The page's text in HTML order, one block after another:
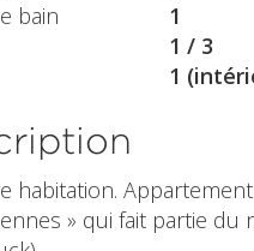
bain
1
1 / 3
1
habitation.
» qui fait partie du